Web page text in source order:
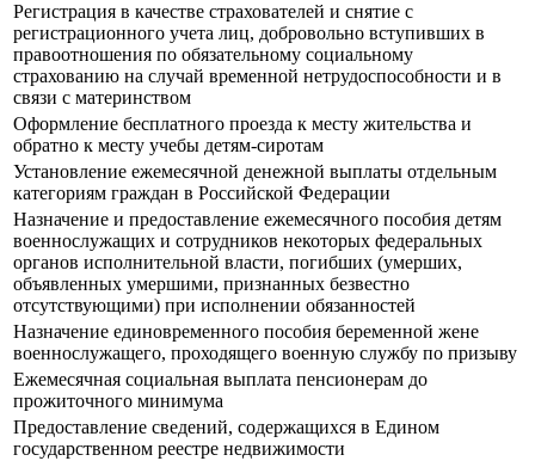
Регистрация в качестве страхователей и снятие с
регистрационного учета лиц, добровольно вступивших в
правоотношения по обязательному социальному
страхованию на случай временной нетрудоспособности и в
связи с материнством
Оформление бесплатного проезда к месту жительства и
обратно к месту учебы детям-сиротам
Установление ежемесячной денежной выплаты отдельным
категориям граждан в Российской Федерации
Назначение и предоставление ежемесячного пособия детям
военнослужащих и сотрудников некоторых федеральных
органов исполнительной власти, погибших (умерших,
объявленных умершими, признанных безвестно
отсутствующими) при исполнении обязанностей
Назначение единовременного пособия беременной жене
военнослужащего, проходящего военную службу по призыву
Ежемесячная социальная выплата пенсионерам до
прожиточного минимума
Предоставление сведений, содержащихся в Едином
государственном реестре недвижимости